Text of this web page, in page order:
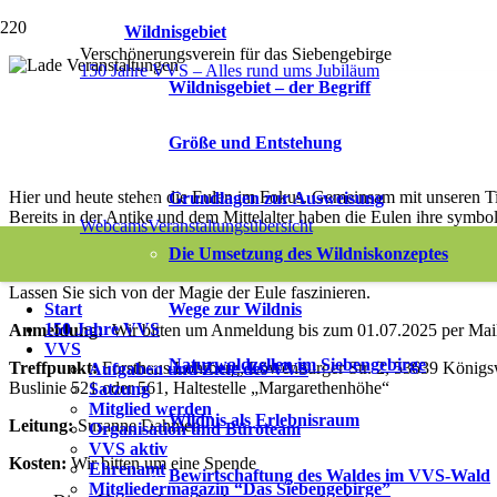
Verschönerungsverein für das Siebengebirge
150 Jahre VVS – Alles rund ums Jubiläum
WebcamsVeranstaltungsübersicht
Wildnisgebiet
Wildnisgebiet – der Begriff
Größe und Entstehung
Grundlagen zur Ausweisung
Die Umsetzung des Wildniskonzeptes
Wege zur Wildnis
Naturwaldzellen im Siebengebirge
Wildnis als Erlebnisraum
Bewirtschaftung des Waldes im VVS-Wald
Start
150 Jahre VVS
VVS
Aufgaben und Ziele des VVS
Satzung
Mitglied werden
Organisation und Büroteam
VVS aktiv
Ehrenamt
Mitgliedermagazin “Das Siebengebirge”
Hier und heute stehen die Eulen im Fokus. Gemeinsam mit unseren
Bereits in der Antike und dem Mittelalter haben die Eulen ihre
Was bedeutet: „Eulen nach Athen tragen“ ? oder, was hat es mit
Lassen Sie sich von der Magie der Eule faszinieren.
Anmeldung:Wir bitten um Anmeldung bis zum 01.07.2025 per
Treffpunkt:Forsthaus Lohrberg, Löwenburger Str. 2, 53639
Buslinie 521 oder 561, Haltestelle „Margarethenhöhe“
Leitung:Susanne Dahmen
Kosten: Wir bitten um eine Spende